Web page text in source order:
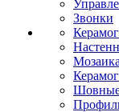
Звонки
Мозаика
Шовные